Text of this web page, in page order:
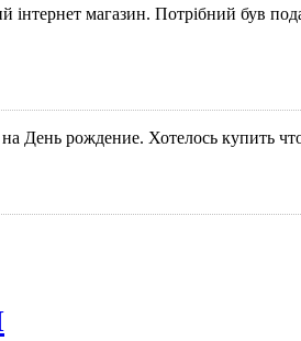
інтернет магазин. Потрібний був
День рождение. Хотелось купить